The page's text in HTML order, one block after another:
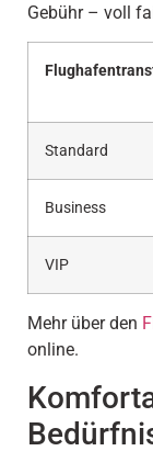
Gebühr – voll
Standard
Business
VIP
Mehr über den
online.